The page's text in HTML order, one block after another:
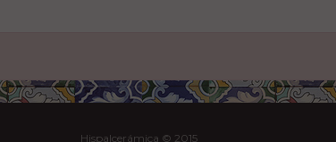
Hispalcerámica © 2015